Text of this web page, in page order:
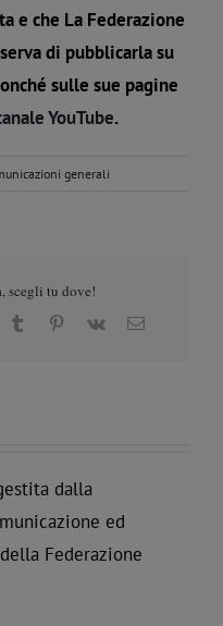
e che La Federazione
di pubblicarla su
sulle sue pagine
YouTube.
generali
scegli tu dove!
Tumblr Pinterest
Vk Email
dalla
ed
Federazione